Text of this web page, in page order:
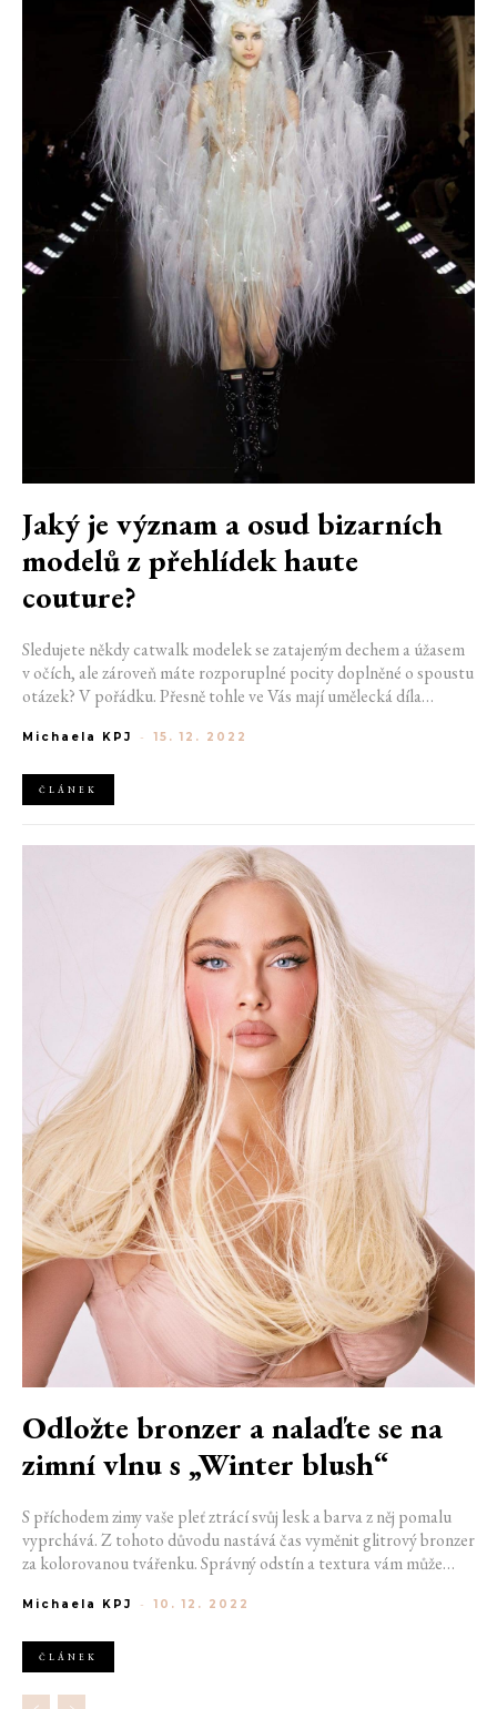
Jaký je význam a osud bizarních
modelů z přehlídek haute
couture?
Sledujete někdy catwalk modelek se zatajeným dechem a úžasem
v očích, ale zároveň máte rozporuplné pocity doplněné o spoustu
otázek? V pořádku. Přesně tohle ve Vás mají umělecká díla
Michaela KPJ - 15. 12. 2022
ČLÁNEK
Odložte bronzer a nalaďte se na
zimní vlnu s „Winter blush“
S příchodem zimy vaše pleť ztrácí svůj lesk a barva z něj pomalu
vyprchává. Z tohoto důvodu nastává čas vyměnit glitrový bronzer
za kolorovanou tvářenku. Správný odstín a textura vám může
Michaela KPJ - 10. 12. 2022
ČLÁNEK